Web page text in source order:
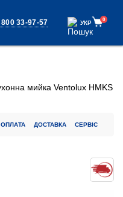
800 33-97-57 УКР
УКР 0
мийка Ventolux HMKS
ОПЛАТА ДОСТАВКА СЕРВІС